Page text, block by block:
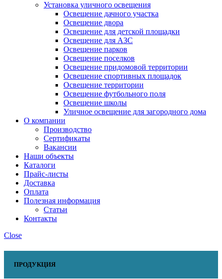
Установка уличного освещения
Освещение дачного участка
Освещение двора
Освещение для детской площадки
Освещение для АЗС
Освещение парков
Освещение поселков
Освещение придомовой территории
Освещение спортивных площадок
Освещение территории
Освещение футбольного поля
Освещение школы
Уличное освещение для загородного дома
О компании
Производство
Сертификаты
Вакансии
Наши объекты
Каталоги
Прайс-листы
Доставка
Оплата
Полезная информация
Статьи
Контакты
Close
ПРОДУКЦИЯ